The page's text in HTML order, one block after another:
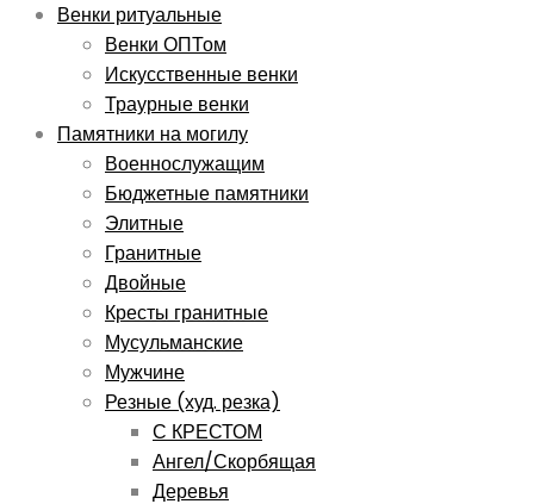
Венки ритуальные
Венки ОПТом
Искусственные венки
Траурные венки
Памятники на могилу
Военнослужащим
Бюджетные памятники
Элитные
Гранитные
Двойные
Кресты гранитные
Мусульманские
Мужчине
Резные (худ. резка)
С КРЕСТОМ
Ангел/Скорбящая
Деревья